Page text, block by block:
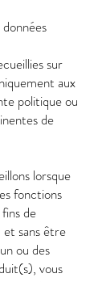
sur
aux
politique ou
de
lorsque
fonctions
de
sans être
ou des
vous